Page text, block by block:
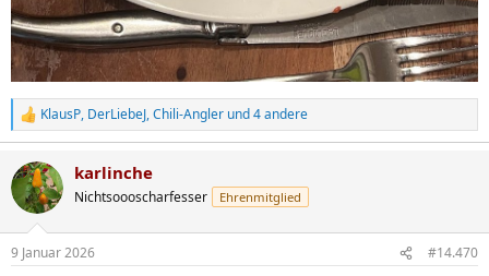
R
e
k
i
n
e
KlausP, DerLiebeJ,Chili-Angler und 4 andere
karlinche
Nichtsoooscharfesser Ehrenmitglied
9 Januar 2026 #14.470